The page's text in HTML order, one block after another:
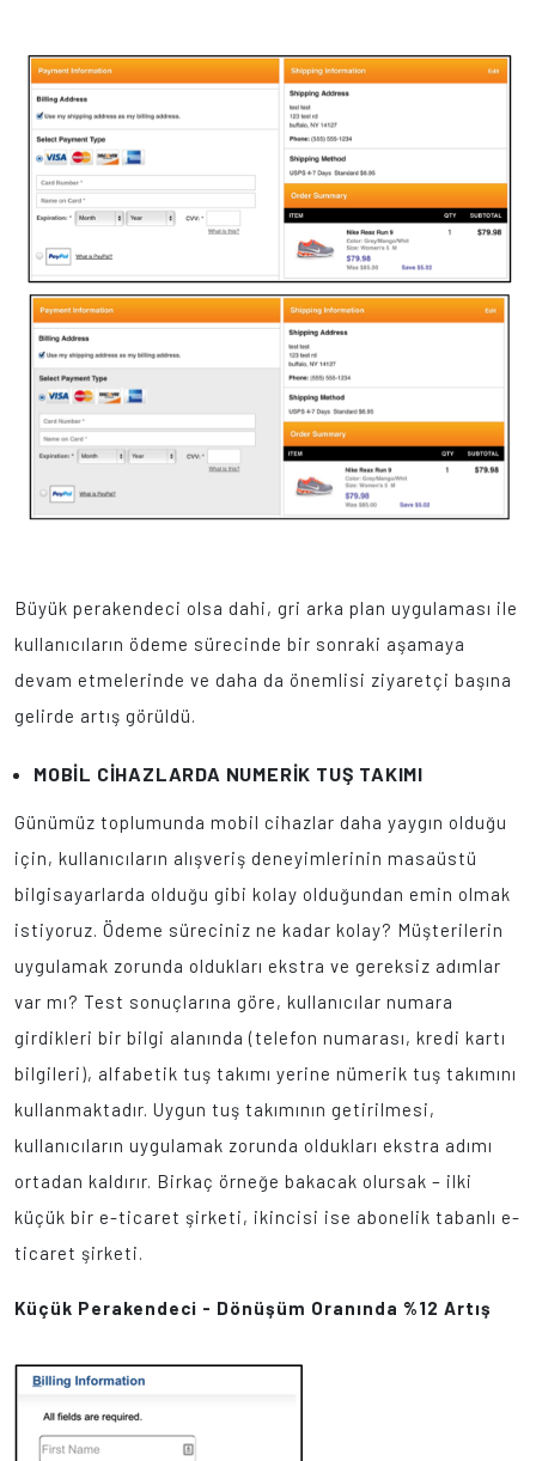
Büyük perakendeci olsa dahi, gri arka plan uygulaması ile
kullanıcıların ödeme sürecinde bir sonraki aşamaya
devam etmelerinde ve daha da önemlisi ziyaretçi başına
gelirde artış görüldü.
MOBİL CİHAZLARDA NUMERİK TUŞ TAKIMI
Günümüz toplumunda mobil cihazlar daha yaygın olduğu
için, kullanıcıların alışveriş deneyimlerinin masaüstü
bilgisayarlarda olduğu gibi kolay olduğundan emin olmak
istiyoruz. Ödeme süreciniz ne kadar kolay? Müşterilerin
uygulamak zorunda oldukları ekstra ve gereksiz adımlar
var mı? Test sonuçlarına göre, kullanıcılar numara
girdikleri bir bilgi alanında (telefon numarası, kredi kartı
bilgileri), alfabetik tuş takımı yerine nümerik tuş takımını
kullanmaktadır. Uygun tuş takımının getirilmesi,
kullanıcıların uygulamak zorunda oldukları ekstra adımı
ortadan kaldırır. Birkaç örneğe bakacak olursak – ilki
küçük bir e-ticaret şirketi, ikincisi ise abonelik tabanlı e-
ticaret şirketi.
Küçük Perakendeci - Dönüşüm Oranında %12 Artış